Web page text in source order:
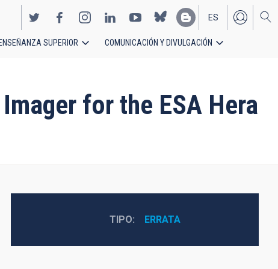
EN
ES
ENSEÑANZA SUPERIOR COMUNICACIÓN Y DIVULGACIÓN
for the ESA Hera
TIPO ERRATA